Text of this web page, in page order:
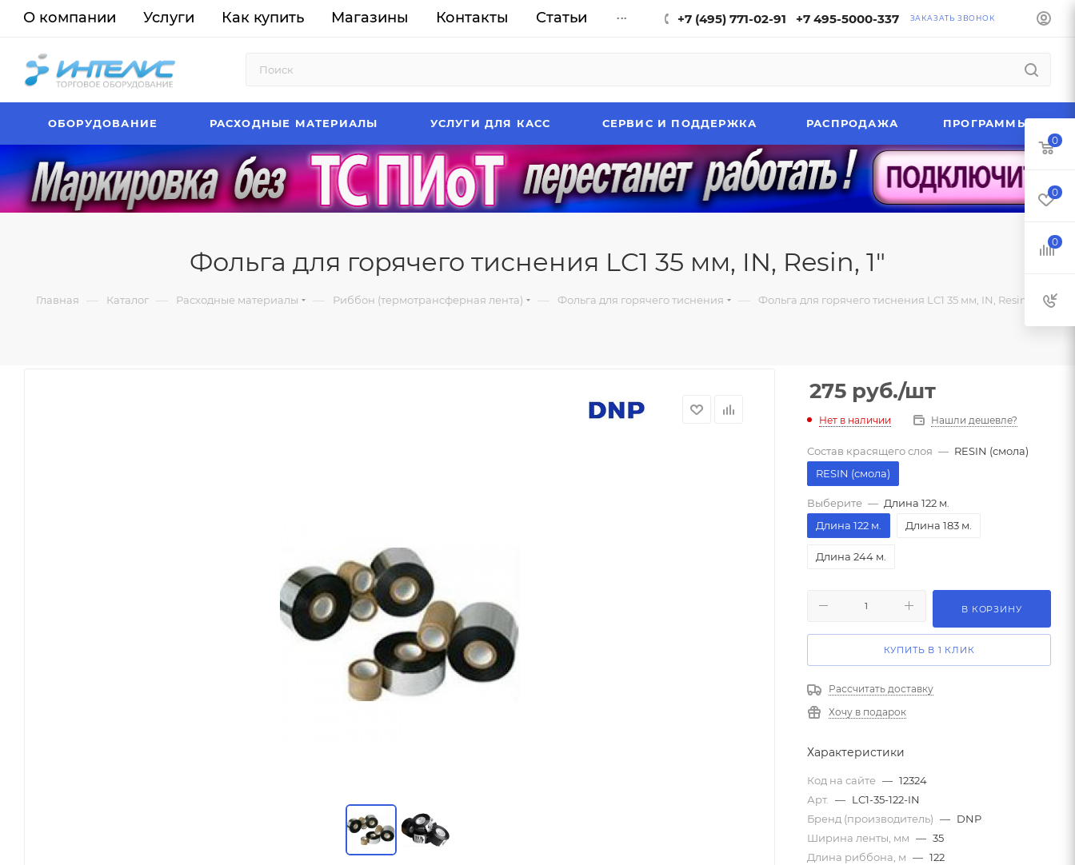
О компании Услуги Как купить Магазины Контакты Статьи ... +7 (495) 771-02-91 +7 495-5000-337 ЗАКАЗАТЬ ЗВОНОК
ОБОРУДОВАНИЕ РАСХОДНЫЕ МАТЕРИАЛЫ УСЛУГИ ДЛЯ КАСС СЕРВИС И ПОДДЕРЖКА РАСПРОДАЖА ПРОГРАММЫ
Фольга для горячего тиснения LC1 35 мм, IN, Resin, 1"
Главная — Каталог — Расходные материалы — Риббон (термотрансферная лента) — Фольга для горячего тиснения — Фольга для горячего тиснения LC1 35 мм, IN, Resin, 1"
275 руб./шт
Нет в наличии Нашли дешевле?
Состав красящего слоя — RESIN (смола)
RESIN (смола)
Выберите — Длина 122 м.
Длина 122 м.
Длина 183 м.
Длина 244 м.
В КОРЗИНУ
КУПИТЬ В 1 КЛИК
Рассчитать доставку
Хочу в подарок
Характеристики
Код на сайте — 12324
Арт.
— LC1-35-122-IN
Бренд (производитель) — DNP
Ширина ленты, мм — 35
Длина риббона, м — 122
0
0
0